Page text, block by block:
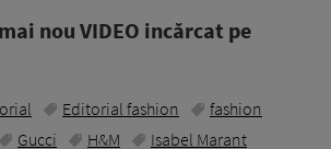
nou VIDEO incărcat pe
Editorial fashion
fashion
Gucci H&M Isabel Marant